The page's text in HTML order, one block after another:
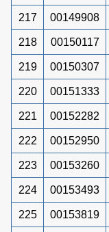
217 00149908
218 00150117
219 00150307
220 00151333
221 00152282
222 00152950
223 00153260
224 00153493
225 00153819